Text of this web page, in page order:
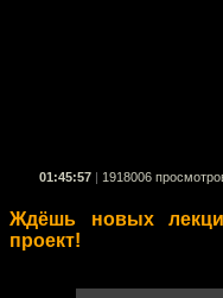
01:45:57 1918006
Ждёшь новых
проект!